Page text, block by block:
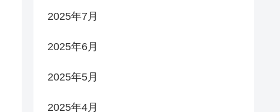
2025年7月
2025年6月
2025年5月
2025年4月